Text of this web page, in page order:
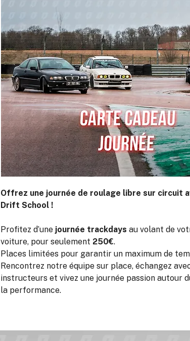
Offrez une journée de roulage libre sur circuit
Drift School !
Profitez d’une journée trackdays au volant de
voiture, pour seulement 250€.
Places limitées pour garantir un maximum de
Rencontrez notre équipe sur place, échangez
instructeurs et vivez une journée passion autour
la performance.